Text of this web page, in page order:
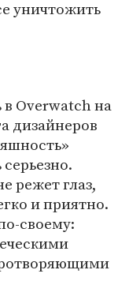
уничтожить
Overwatch на
дизайнеров
режет глаз,
и приятно.
своему: